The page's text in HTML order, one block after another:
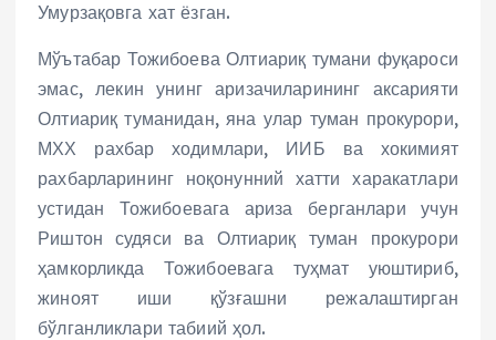
Умурзақовга хат ёзган.
Мўътабар Тожибоева Олтиариқ тумани фуқароси
эмас, лекин унинг аризачиларининг аксарияти
Олтиариқ туманидан, яна улар туман прокурори,
МХХ рахбар ходимлари, ИИБ ва хокимият
рахбарларининг ноқонунний хатти харакатлари
устидан Тожибоевага ариза берганлари учун
Риштон судяси ва Олтиариқ туман прокурори
ҳамкорликда Тожибоевага туҳмат уюштириб,
жиноят иши қўзғашни режалаштирган
бўлганликлари табиий ҳол.